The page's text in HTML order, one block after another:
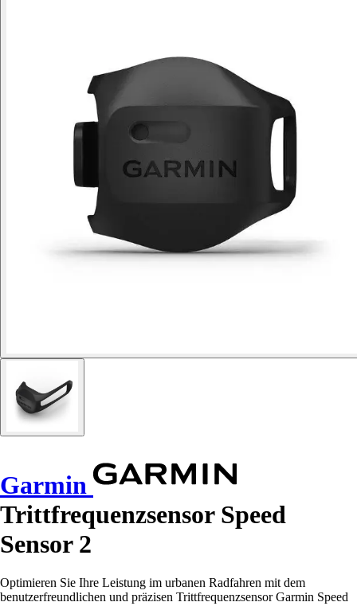
Garmin
Trittfrequenzsensor Speed
Sensor 2
Optimieren Sie Ihre Leistung im urbanen Radfahren mit dem
benutzerfreundlichen und präzisen Trittfrequenzsensor Garmin Speed